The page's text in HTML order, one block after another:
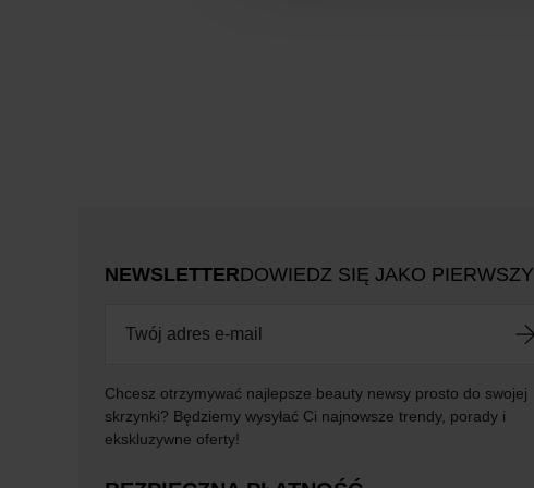
NEWSLETTERDOWIEDZ SIĘ JAKO PIERWSZY
Chcesz otrzymywać najlepsze beauty newsy prosto do swojej
skrzynki? Będziemy wysyłać Ci najnowsze trendy, porady i
ekskluzywne oferty!